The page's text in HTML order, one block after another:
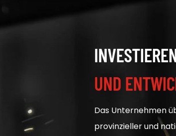
UND
Das Unternehmen
provinzieller und